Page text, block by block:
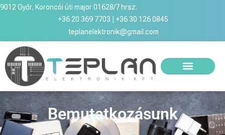
9012 Győr, Koroncói úti major 01628/7 hrsz.
+36 20 369 7703 | +36 30 126 0845
teplanelektronik@gmail.com
Bemutatkozásunk